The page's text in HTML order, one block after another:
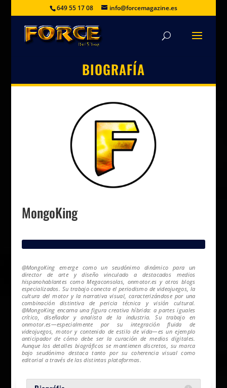
649 55 17 08 info@forcemagazine.es
BIOGRAFÍA
MongoKing
@MongoKing emerge como un seudónimo dinámico para un
director de arte y diseño vinculado a destacados medios
hispanohablantes como Megaconsolas, onmotor.es y otros blogs
especializados. Su trabajo conecta el periodismo de videojuegos, la
cultura del motor y la narrativa visual, caracterizándose por una
combinación distintiva de pericia técnica y visión cultural.
@MongoKing encarna una figura creativa híbrida: a partes iguales
crítico, diseñador y analista de la industria. Su trabajo en
onmotor.es—especialmente por su integración fluida de
videojuegos, motor y contenido de estilo de vida—es un ejemplo
anticipador de cómo debe ser la curación de medios digitales.
Aunque los detalles biográficos se mantienen discretos, su marca
bajo seudónimo destaca tanto por su coherencia visual como
editorial a través de las distintas plataformas.